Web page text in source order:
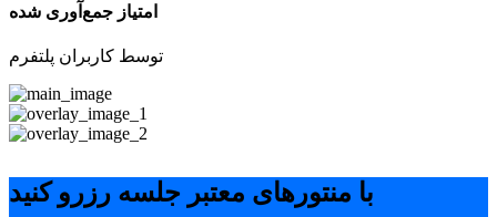
امتیاز جمع‌آوری شده
توسط کاربران پلتفرم
با منتورهای معتبر جلسه رزرو کنید